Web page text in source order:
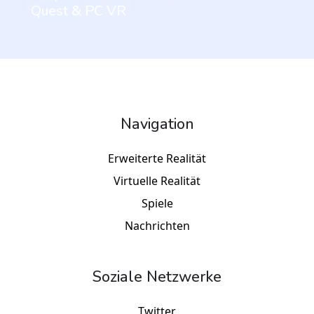
Navigation
Erweiterte Realität
Virtuelle Realität
Spiele
Nachrichten
Soziale Netzwerke